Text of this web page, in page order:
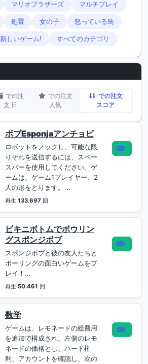
マリオブラザーズ マルチプレイ
処置 女の子 怒っている鳥
新しいゲーム! すべてのカテゴリ
での注
文 日
での注文
人気
での注文
スコア
ボブEsponjaアンチョビ
ロボットをノックし、可能な限
りそれを送信するには、スペー
スバーを使用してください。ゲ
ームは、ゲーム1プレイヤー、2
人の形をとります。...
再生 133.697回
ビキニボトムでボウリン
グスポンジボブ
スポンジボブと彼の友人たちと
ボーリングの面白いゲームをプ
レイ！...
再生 50.461 回
数学
ゲームは、レモネードの総費用
を追加で構成され、左側のレモ
ネードの価格とし、ハード権
利、アカウントを確認し、次の